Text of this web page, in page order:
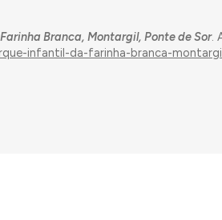
Branca, Montargil, Ponte de Sor.
infantil-da-farinha-branca-